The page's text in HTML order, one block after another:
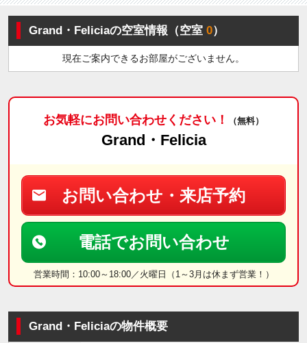
Grand・Feliciaの空室情報（空室0）
現在ご案内できるお部屋がございません。
お気軽にお問い合わせください！ （無料）
Grand・Felicia
お問い合わせ・来店予約
電話でお問い合わせ
営業時間：10:00～18:00／火曜日（1～3月は休まず営業！）
Grand・Feliciaの物件概要